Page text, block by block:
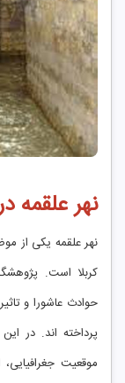
نهر علقمه
نهر علقمه یکی از
کربلا است.
حوادث عاشورا و
پرداخته‌ اند. در
موقعیت